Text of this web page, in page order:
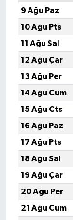
9 Ağu Paz
10 Ağu Pts
11 Ağu Sal
12 Ağu Çar
13 Ağu Per
14 Ağu Cum
15 Ağu Cts
16 Ağu Paz
17 Ağu Pts
18 Ağu Sal
19 Ağu Çar
20 Ağu Per
21 Ağu Cum